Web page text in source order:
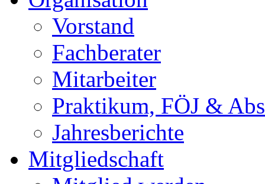
Vorstand
Fachberater
Mitarbeiter
Praktikum, FÖJ &
Jahresberichte
Mitgliedschaft